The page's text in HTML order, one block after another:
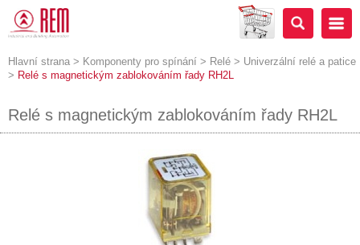
Hlavní strana > Komponenty pro spínání > Relé > Univerzální relé a patice
> Relé s magnetickým zablokováním řady RH2L
Relé s magnetickým zablokováním řady RH2L